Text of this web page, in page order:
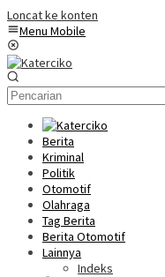
Loncat ke konten
Menu Mobile
Berita
Kriminal
Politik
Otomotif
Olahraga
Tag Berita
Berita Otomotif
Lainnya
Indeks